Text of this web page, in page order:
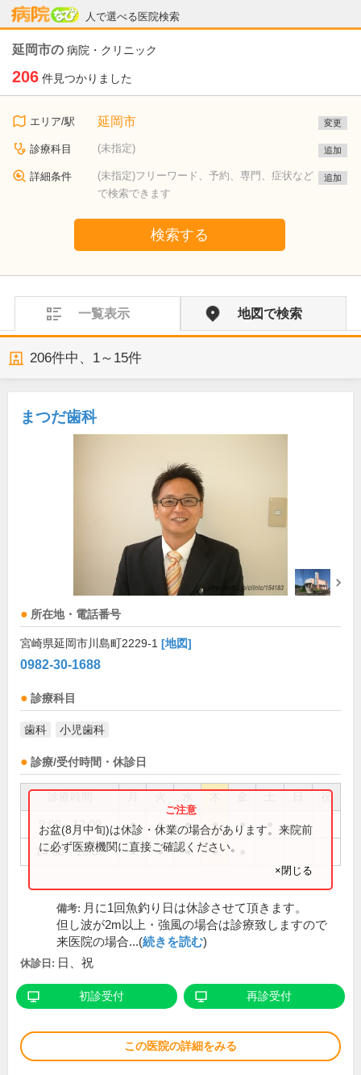
人で選べる医院検索
病院なび
延岡市の 病院・クリニック
206 件見つかりました
エリア/駅 延岡市 変更
診療科目 (未指定) 追加
詳細条件
(未指定)フリーワード、予約、専門、症状など
で検索できます
追加
検索する
一覧表示 地図で検索
206件中、 1～15件
まつだ歯科
所在地・電話番号
宮崎県延岡市川島町2229-1 [地図]
0982-30-1688
診療科目
歯科 小児歯科
診療/受付時間・休診日
祝
9:00～12:00 ● ● ● ● ●
14:00～18:00 ● ● ● ●
お盆(8月中旬)は休診・休業の場合があります。来院前
に必ず医療機関に直接ご確認ください。
×閉じる
備考: 月に1回魚釣り日は休診させて頂きます。
但し波が2m以上・強風の場合は診療致しますので
来医院の場合...(続きを読む)
休診日: 日、祝
初診受付 再診受付
この医院の詳細をみる